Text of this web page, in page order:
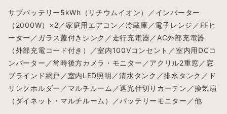
サブバッテリー5kWh（リチウムイオン）／インバーター
（2000W）×2／家庭用エアコン／冷蔵庫／電子レンジ／FFヒ
ーター／ガラス蓋付きシンク／走行充電器／AC外部充電器
（外部充電コード付き）／室内100Vコンセント／室内用DCコ
ンバーター／常時後方カメラ・モニター／アクリル2重窓／窓
ブラインド網戸／室内LED照明／清水タンク／排水タンク／ド
リンクホルダー／マルチルーム／遮光仕切りカーテン／換気扇
（ダイネット・マルチルーム）／バッテリーモニター／他